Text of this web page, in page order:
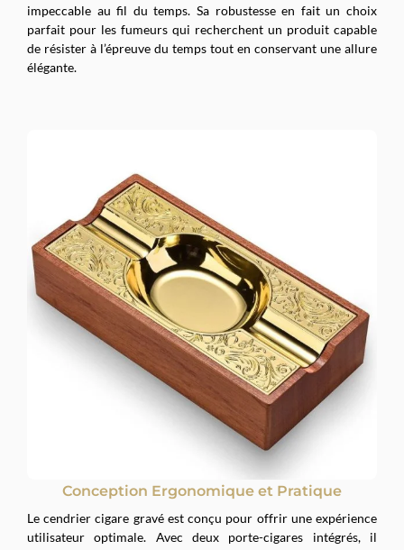
impeccable au fil du temps. Sa robustesse en fait un choix
parfait pour les fumeurs qui recherchent un produit capable
de résister à l’épreuve du temps tout en conservant une allure
élégante.
Conception Ergonomique et Pratique
Le cendrier cigare gravé est conçu pour offrir une expérience
utilisateur optimale. Avec deux porte-cigares intégrés, il